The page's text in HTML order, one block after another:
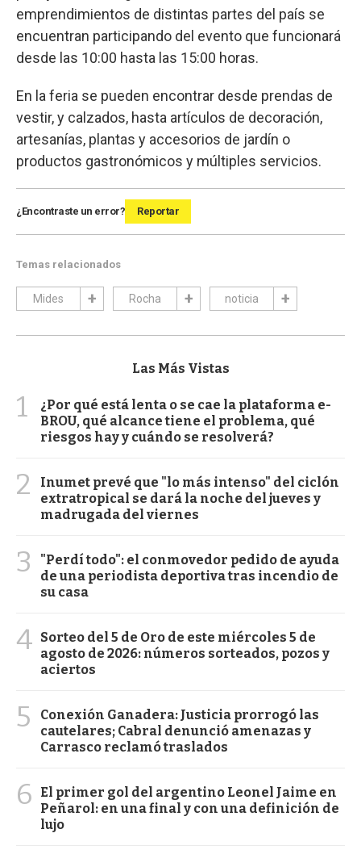
emprendimientos de distintas partes del país se
encuentran participando del evento que funcionará
desde las 10:00 hasta las 15:00 horas.
En la feria se pueden encontrar desde prendas de
vestir, y calzados, hasta artículos de decoración,
artesanías, plantas y accesorios de jardín o
productos gastronómicos y múltiples servicios.
¿Encontraste un error? Reportar
Temas relacionados
Mides Rocha noticia
Las Más Vistas
1
¿Por qué está lenta o se cae la plataforma e-
BROU, qué alcance tiene el problema, qué
riesgos hay y cuándo se resolverá?
2
Inumet prevé que "lo más intenso" del ciclón
extratropical se dará la noche del jueves y
madrugada del viernes
3
"Perdí todo": el conmovedor pedido de ayuda
de una periodista deportiva tras incendio de
su casa
4 Sorteo del 5 de Oro de este miércoles 5 de
agosto de 2026: números sorteados, pozos y
aciertos
5
Conexión Ganadera: Justicia prorrogó las
cautelares; Cabral denunció amenazas y
Carrasco reclamó traslados
6
El primer gol del argentino Leonel Jaime en
Peñarol: en una final y con una definición de
lujo